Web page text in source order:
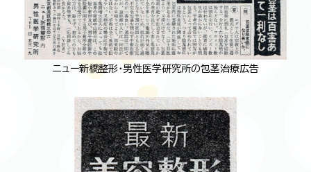
ニュー新橋整形・男性医学研究所の包茎治療広告